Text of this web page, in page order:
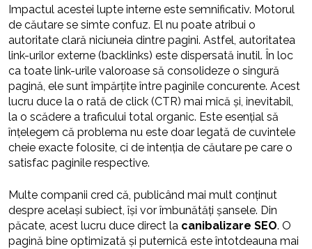
Impactul acestei lupte interne este semnificativ. Motorul
de căutare se simte confuz. El nu poate atribui o
autoritate clară niciuneia dintre pagini. Astfel, autoritatea
link-urilor externe (backlinks) este dispersată inutil. În loc
ca toate link-urile valoroase să consolideze o singură
pagină, ele sunt împărțite între paginile concurente. Acest
lucru duce la o rată de click (CTR) mai mică și, inevitabil,
la o scădere a traficului total organic. Este esențial să
înțelegem că problema nu este doar legată de cuvintele
cheie exacte folosite, ci de intenția de căutare pe care o
satisfac paginile respective.
Multe companii cred că, publicând mai mult conținut
despre același subiect, își vor îmbunătăți șansele. Din
păcate, acest lucru duce direct la canibalizare SEO. O
pagină bine optimizată și puternică este întotdeauna mai